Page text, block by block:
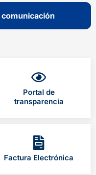
Portal de
transparencia
Factura Electrónica